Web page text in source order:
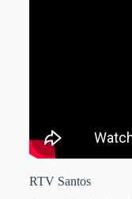
RTV Santos